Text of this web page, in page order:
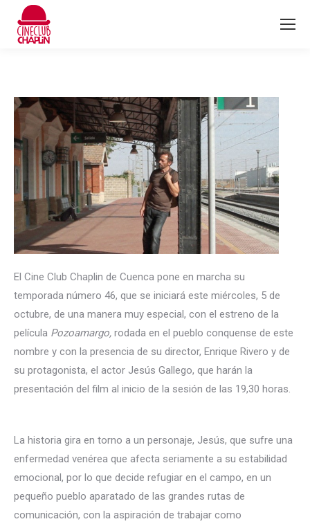
El Cine Club Chaplin de Cuenca pone en marcha su
temporada número 46, que se iniciará este miércoles, 5 de
octubre, de una manera muy especial, con el estreno de la
película Pozoamargo, rodada en el pueblo conquense de este
nombre y con la presencia de su director, Enrique Rivero y de
su protagonista, el actor Jesús Gallego, que harán la
presentación del film al inicio de la sesión de las 19,30 horas.
La historia gira en torno a un personaje, Jesús, que sufre una
enfermedad venérea que afecta seriamente a su estabilidad
emocional, por lo que decide refugiar en el campo, en un
pequeño pueblo aparatado de las grandes rutas de
comunicación, con la aspiración de trabajar como